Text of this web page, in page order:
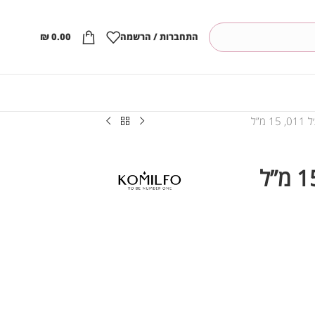
התחברות / הרשמה ₪0.00